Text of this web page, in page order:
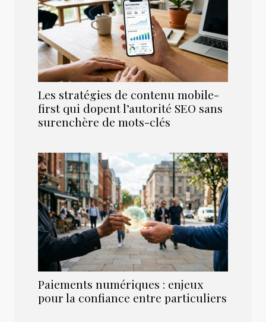
Les stratégies de contenu mobile-
first qui dopent l’autorité SEO sans
surenchère de mots-clés
Paiements numériques : enjeux
pour la confiance entre particuliers